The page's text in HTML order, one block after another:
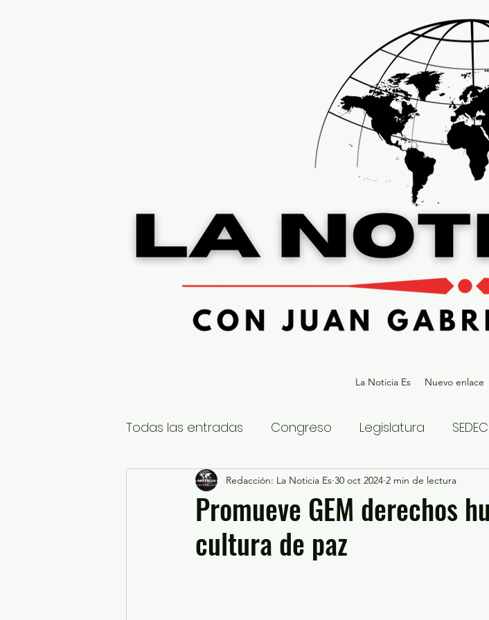
La Noticia Es Nuevo enlace
Todas las entradas Congreso Legislatura
Nacional Estatal Gubernatura
Educación y Cultura Seguridad y Justicia
Promueve GEM derechos
cultura de paz
Redacción: La Noticia Es 30 oct 2024 2 min de lectura